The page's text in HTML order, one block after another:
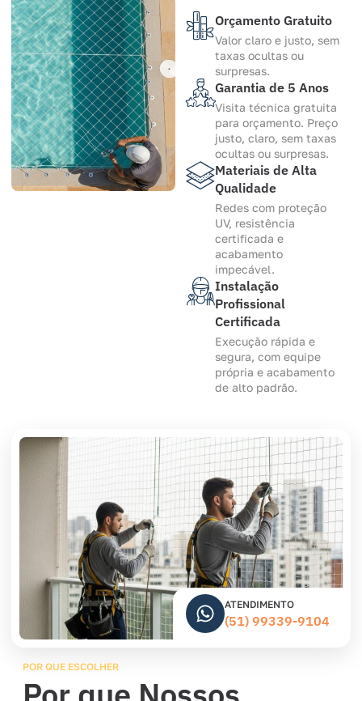
Orçamento Gratuito
Valor claro e justo, sem
taxas ocultas ou
surpresas.
Garantia de 5 Anos
Visita técnica gratuita
para orçamento. Preço
justo, claro, sem taxas
ocultas ou surpresas.
Materiais de Alta
Qualidade
Redes com proteção
UV, resistência
certificada e
acabamento
impecável.
Instalação
Profissional
Certificada
Execução rápida e
segura, com equipe
própria e acabamento
de alto padrão.
ATENDIMENTO
(51) 99339-9104
POR QUE ESCOLHER